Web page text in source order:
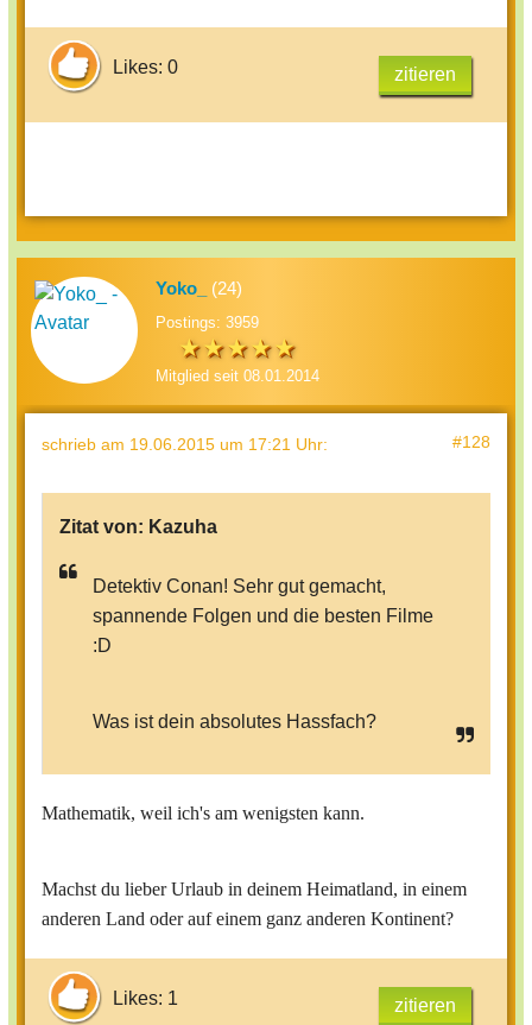
Likes: 0 zitieren
Yoko_ (24)
Postings: 3959
Mitglied seit 08.01.2014
schrieb am 19.06.2015 um 17:21 Uhr: #128
Zitat von: Kazuha
Detektiv Conan! Sehr gut gemacht,
spannende Folgen und die besten Filme
:D
Was ist dein absolutes Hassfach?
Mathematik, weil ich's am wenigsten kann.
Machst du lieber Urlaub in deinem Heimatland, in einem
anderen Land oder auf einem ganz anderen Kontinent?
Likes: 1 zitieren